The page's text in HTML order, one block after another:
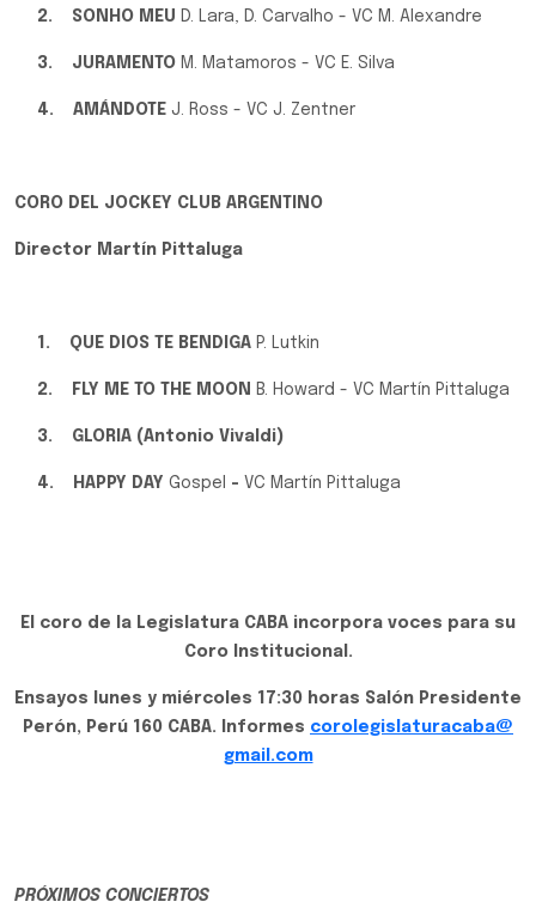
2. SONHO MEU D. Lara, D. Carvalho - VC M. Alexandre
3. JURAMENTO M. Matamoros - VC E. Silva
4. AMÁNDOTEJ. Ross - VC J. Zentner
CORO DEL JOCKEY CLUB ARGENTINO
Director Martín Pittaluga
1. QUE DIOS TE BENDIGA P. Lutkin
2. FLY ME TO THE MOON B. Howard - VC Martín Pittaluga
3. GLORIA (Antonio Vivaldi)
4. HAPPY DAY Gospel - VC Martín Pittaluga
El coro de la Legislatura CABA incorpora voces para su
Coro Institucional.
Ensayos lunes y miércoles 17:30 horas Salón Presidente
Perón, Perú 160 CABA. Informes corolegislaturacaba@
gmail.com
PRÓXIMOS CONCIERTOS